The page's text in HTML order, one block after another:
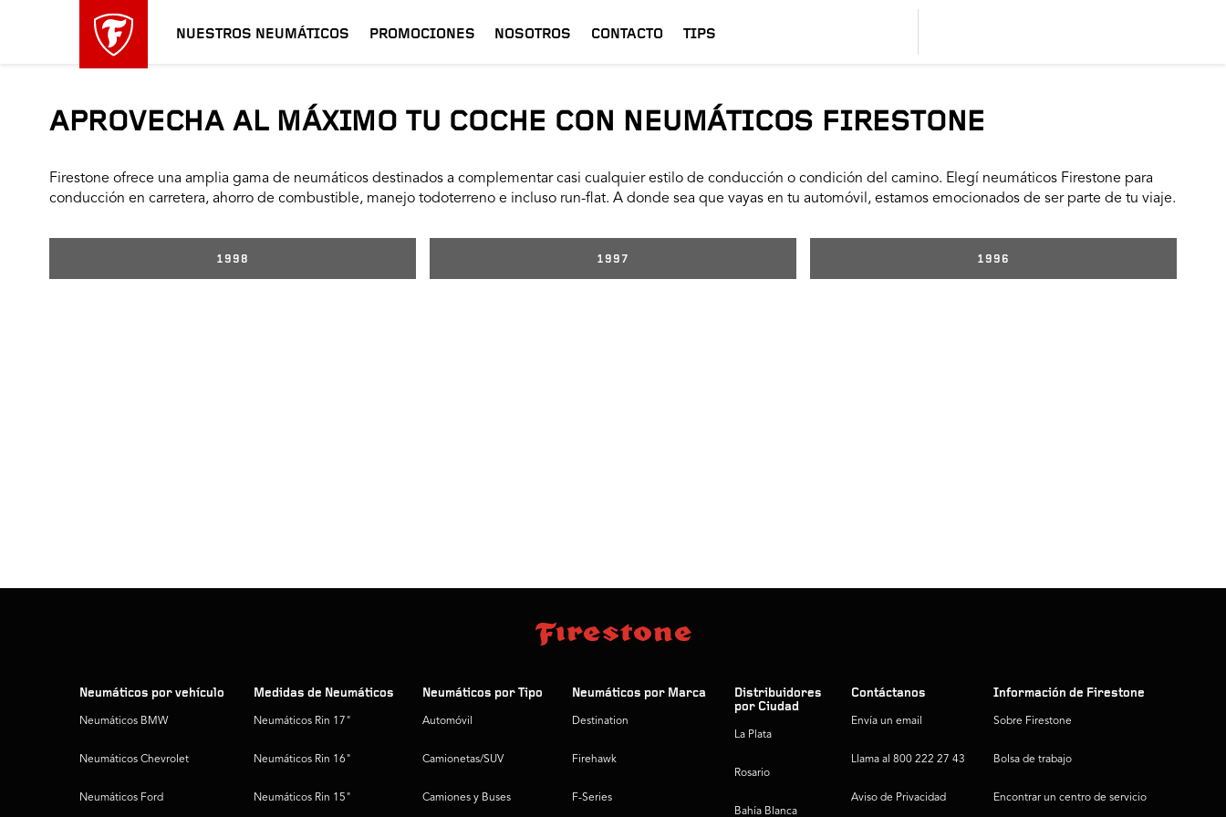
NUESTROS NEUMÁTICOS PROMOCIONES NOSOTROS CONTACTO TIPS
APROVECHA AL MÁXIMO TU COCHE CON NEUMÁTICOS FIRESTONE
Firestone ofrece una amplia gama de neumáticos destinados a complementar casi cualquier estilo de conducción o condición del camino. Elegí neumáticos Firestone para
conducción en carretera, ahorro de combustible, manejo todoterreno e incluso run-flat. A donde sea que vayas en tu automóvil, estamos emocionados de ser parte de tu viaje.
1998 1997 1996
Neumáticos por vehículo
Neumáticos BMW
Neumáticos Chevrolet
Neumáticos Ford
Medidas de Neumáticos
Neumáticos Rin 17"
Neumáticos Rin 16"
Neumáticos Rin 15"
Neumáticos por Tipo
Automóvil
Camionetas/SUV
Camiones y Buses
Neumáticos por Marca
Destination
Firehawk
F-Series
Distribuidores
por Ciudad
La Plata
Rosario
Bahía Blanca
Contáctanos
Envía un email
Llama al 800 222 27 43
Aviso de Privacidad
Información de Firestone
Sobre Firestone
Bolsa de trabajo
Encontrar un centro de servicio